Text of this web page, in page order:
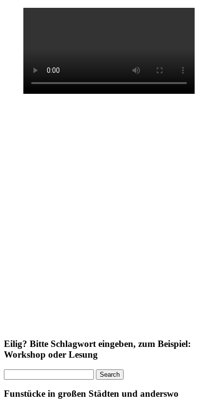
Eilig? Bitte Schlagwort eingeben, zum Beispiel:
Workshop oder Lesung
for:
Funstücke in großen Städten und anderswo